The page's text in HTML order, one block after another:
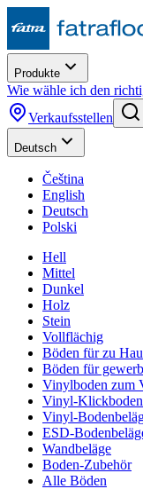
Produkte
Wie wähle ich den
Verkaufsstellen
Deutsch
Čeština
English
Deutsch
Polski
Hell
Mittel
Dunkel
Holz
Stein
Vollflächig
Böden für zu
Böden für
Vinylboden zum
Vinyl-Klickboden
Vinyl-
ESD-
Wandbeläge
Boden-Zubehör
Alle Böden